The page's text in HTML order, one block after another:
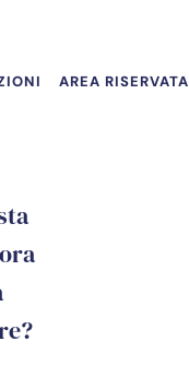
AREA RISERVATA